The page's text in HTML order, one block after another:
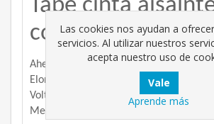
Tape cinta
color rojo.
Ahesión:1,6 N/cm.
Elongación:160%.
Voltage breakdown: 5.5 KW.
Medidas; 0,13 mm x 19 mm x 18,288 m.
Las cookies nos ayudan a
servicios. Al utilizar nuestros
acepta nuestro uso de
Aprende más